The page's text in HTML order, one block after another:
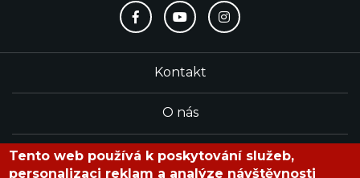
Kontakt
O nás
Redakce
Tento web používá k poskytování služeb,
personalizaci reklam a analýze návštěvnosti